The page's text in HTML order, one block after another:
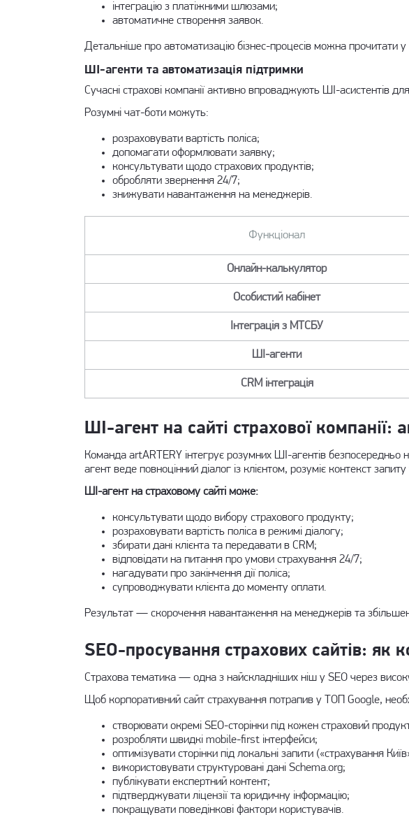
інтеграцію з платіжними шлюзами;
автоматичне створення заявок.
Детальніше про автоматизацію бізнес-процесів можна прочитати у
ШІ-агенти та автоматизація підтримки
Сучасні страхові компанії активно впроваджують ШІ-асистентів
Розумні чат-боти можуть:
розраховувати вартість поліса;
допомагати оформлювати заявку;
консультувати щодо страхових продуктів;
обробляти звернення 24/7;
знижувати навантаження на менеджерів.
Функціонал
Онлайн-калькулятор
Особистий кабінет
Інтеграція з МТСБУ
ШІ-агенти
CRM інтеграція
ШІ-агент на сайті страхової компанії:
Команда artARTERY інтегрує розумних ШІ-агентів безпосередньо
агент веде повноцінний діалог із клієнтом, розуміє контекст
ШІ-агент на страховому сайті може:
консультувати щодо вибору страхового продукту;
розраховувати вартість поліса в режимі діалогу;
збирати дані клієнта та передавати в CRM;
відповідати на питання про умови страхування 24/7;
нагадувати про закінчення дії поліса;
супроводжувати клієнта до моменту оплати.
Результат — скорочення навантаження на менеджерів та
SEO-просування страхових сайтів: як
Страхова тематика — одна з найскладніших ніш у SEO через
Щоб корпоративний сайт страхування потрапив у ТОП Google,
створювати окремі SEO-сторінки під кожен страховий
розробляти швидкі mobile-first інтерфейси;
оптимізувати сторінки під локальні запити («страхування
використовувати структуровані дані Schema.org;
публікувати експертний контент;
підтверджувати ліцензії та юридичну інформацію;
покращувати поведінкові фактори користувачів.